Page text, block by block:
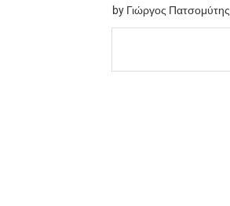
by Γιώργος Πατσομύτης